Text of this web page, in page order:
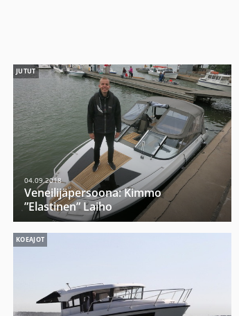
JUTUT
04.09.2018
Veneilijäpersoona: Kimmo
”Elastinen” Laiho
KOEAJOT